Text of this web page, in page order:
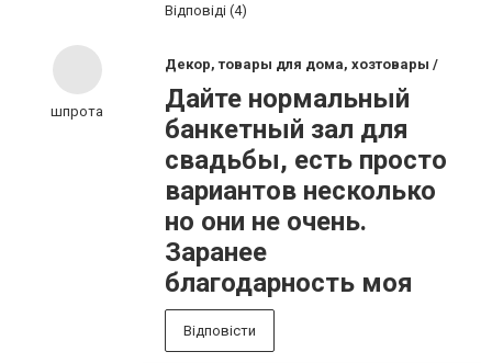
Відповіді (4)
шпрота
Декор, товары для дома, хозтовары /
Дайте нормальный
банкетный зал для
свадьбы, есть просто
вариантов несколько
но они не очень.
Заранее
благодарность моя
Відповісти